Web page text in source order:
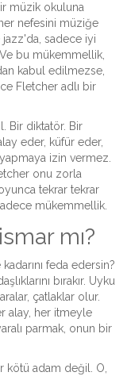
müzik okuluna
nefesini müziğe
jazz'da, sadece iyi
bu mükemmellik,
kabul edilmezse,
Fletcher adlı bir
Bir diktatör. Bir
eder, küfür eder,
izin vermez.
onu zorla
tekrar tekrar
mükemmellik.
mı?
feda edersin?
bırakır. Uyku
çatlaklar olur.
alay, her itmeyle
parmak, onun bir
kötü adam değil. O,